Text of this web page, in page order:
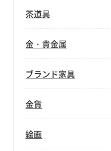
茶道具
金・貴金属
ブランド家具
金貨
絵画